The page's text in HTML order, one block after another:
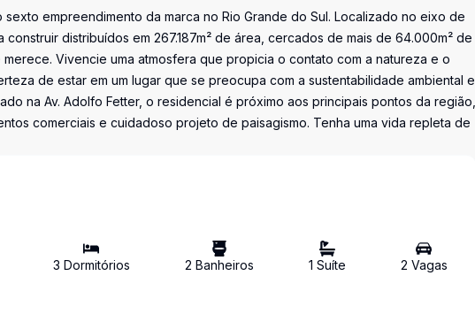
empreendimento da marca no Rio Grande do Sul. Localizado no eixo de
distribuídos em 267.187m² de área, cercados de mais de 64.000m² de
Vivencie uma atmosfera que propicia o contato com a natureza e o
de estar em um lugar que se preocupa com a sustentabilidade ambiental e
na Av. Adolfo Fetter, o residencial é próximo aos principais pontos da região,
comerciais e cuidadoso projeto de paisagismo. Tenha uma vida repleta de
3 Dormitórios 2 Banheiros 1 Suíte 2 Vagas